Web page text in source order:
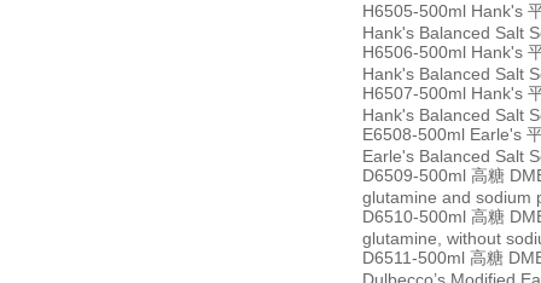
H6505-500ml Hank's
Hank's Balanced Salt
H6506-500ml Hank's
Hank's Balanced Salt
H6507-500ml Hank's
Hank's Balanced Salt
E6508-500ml Earle's
Earle's Balanced Salt
D6509-500ml 高糖
glutamine and sodium
D6510-500ml 高糖
glutamine, without
D6511-500ml 高糖